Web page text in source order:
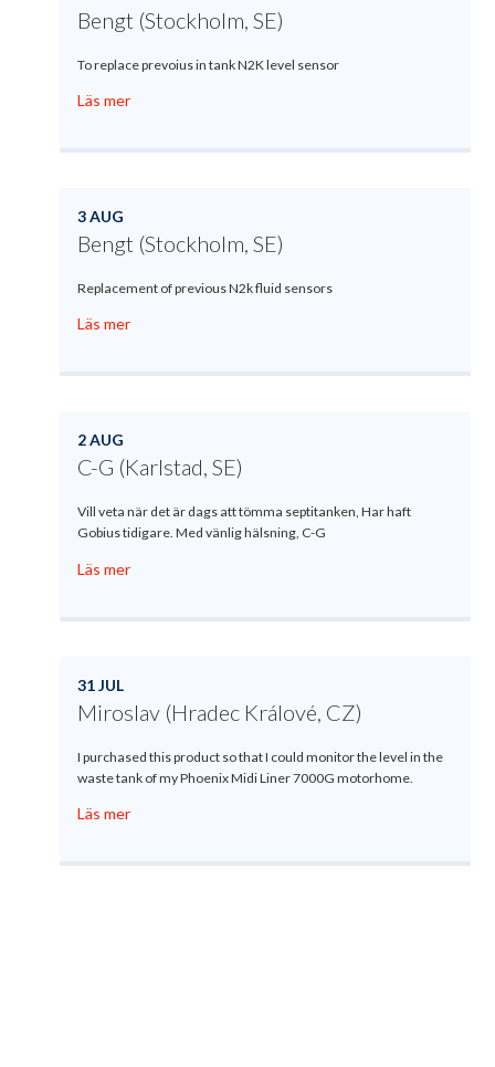
Bengt (Stockholm, SE)
To replace prevoius in tank N2K level sensor
Läs mer
3 AUG
Bengt (Stockholm, SE)
Replacement of previous N2k fluid sensors
Läs mer
2 AUG
C-G (Karlstad, SE)
Vill veta när det är dags att tömma septitanken, Har haft
Gobius tidigare. Med vänlig hälsning, C-G
Läs mer
31 JUL
Miroslav (Hradec Králové, CZ)
I purchased this product so that I could monitor the level in the
waste tank of my Phoenix Midi Liner 7000G motorhome.
Läs mer